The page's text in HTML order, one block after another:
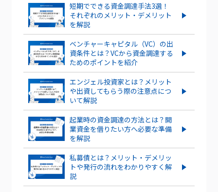
短期でできる資金調達手法3選！
それぞれのメリット・デメリット
を解説
ベンチャーキャピタル（VC）の出
資条件とは？VCから資金調達する
ためのポイントを紹介
エンジェル投資家とは？メリット
や出資してもらう際の注意点につ
いて解説
起業時の資金調達の方法とは？開
業資金を借りたい方へ必要な準備
を解説
私募債とは？メリット・デメリッ
トや発行の流れをわかりやすく解
説